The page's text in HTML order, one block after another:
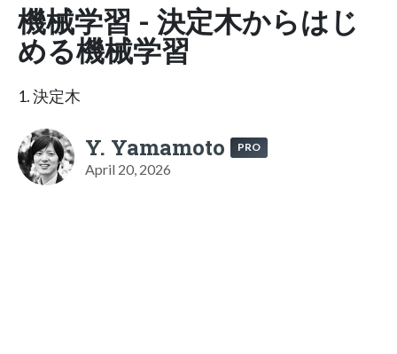
機械学習 - 決定木からはじ
める機械学習
1. 決定木
Y. Yamamoto PRO
April 20, 2026